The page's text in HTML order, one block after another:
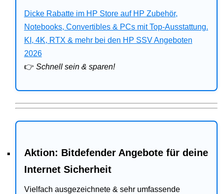
Angebote
Bitdefender
Ratgeber
Dicke Rabatte im HP Store auf HP Zubehör,
Notebooks, Convertibles & PCs mit Top-Ausstattung.
KI, 4K, RTX & mehr bei den HP SSV Angeboten
2026
👉 Schnell sein & sparen!
Aktion: Bitdefender Angebote für deine
Internet Sicherheit
Vielfach ausgezeichnete & sehr umfassende